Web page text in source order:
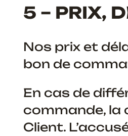
5 – PRIX,
Nos prix et
bon de
En cas de
commande, la
Client.